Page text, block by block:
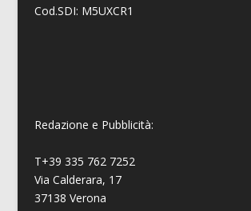
Cod.SDI: M5UXCR1
Redazione e Pubblicità:
T+39 335 762 7252
Via Calderara, 17
37138 Verona